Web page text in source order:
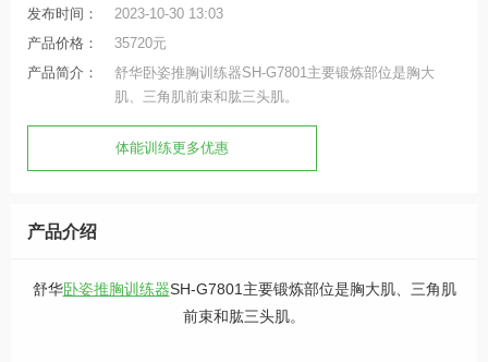
发布时间：
2023-10-30 13:03
产品价格：
35720元
产品简介：
舒华卧姿推胸训练器SH-G7801主要锻炼部位是胸大
肌、三角肌前束和肱三头肌。
体能训练更多优惠
产品介绍
舒华卧姿推胸训练器SH-G7801主要锻炼部位是胸大肌、三角肌
前束和肱三头肌。